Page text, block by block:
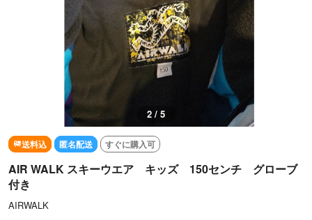
2 / 5
送料込 匿名配送 すぐに購入可
AIR WALK スキーウエア キッズ 150センチ グローブ
付き
AIRWALK